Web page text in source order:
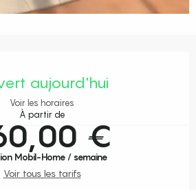
aujourd'hui
Voir les horaires
À partir de
€
Mobil-Home / semaine
Voir tous les tarifs